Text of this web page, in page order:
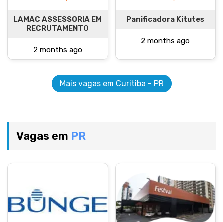
LAMAC ASSESSORIA EM
RECRUTAMENTO
2 months ago
Panificadora Kitutes
2 months ago
Mais vagas em Curitiba - PR
Vagas em PR